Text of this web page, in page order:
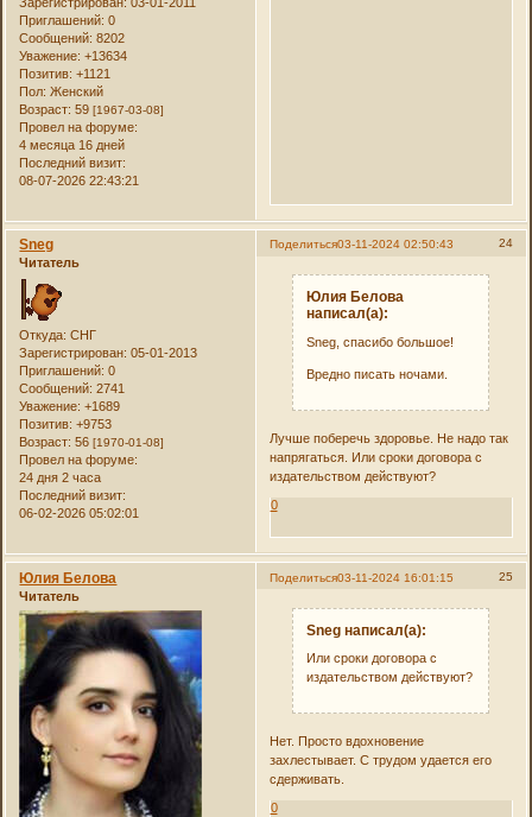
Приглашений: 0
Сообщений: 8202
Уважение: +13634
Позитив: +1121
Пол: Женский
Возраст: 59[1967-03-08]
Провел на форуме:
4 месяца 16 дней
Последний визит:
08-07-2026 22:43:21
Поделиться 24
03-11-2024 02:50:43
Sneg
Читатель
Откуда: СНГ
Зарегистрирован: 05-01-2013
Приглашений: 0
Сообщений: 2741
Уважение: +1689
Позитив: +9753
Возраст: 56[1970-01-08]
Провел на форуме:
24 дня 2 часа
Последний визит:
06-02-2026 05:02:01
Юлия Белова
написал(а):
Sneg, спасибо большое!
Вредно писать ночами.
Лучше поберечь здоровье. Не надо так
напрягаться. Или сроки договора с
издательством действуют?
0
Поделиться 25
03-11-2024 16:01:15
Юлия Белова
Читатель
Sneg написал(а):
Или сроки договора с
издательством действуют?
Нет. Просто вдохновение
захлестывает. С трудом удается его
сдерживать.
0